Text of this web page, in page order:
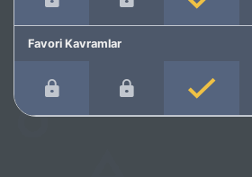
Favori Kavramlar